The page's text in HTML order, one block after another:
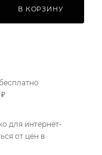
В КОРЗИНУ
для интернет-
от цен в